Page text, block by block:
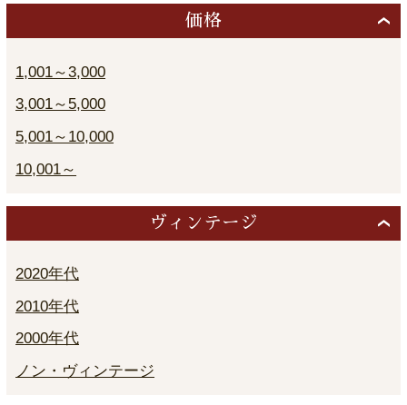
価格
1,001～3,000
3,001～5,000
5,001～10,000
10,001～
ヴィンテージ
2020年代
2010年代
2000年代
ノン・ヴィンテージ